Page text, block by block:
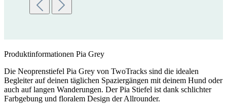
Produktinformationen Pia Grey
Die Neoprenstiefel Pia Grey von TwoTracks sind die idealen
Begleiter auf deinen täglichen Spaziergängen mit deinem Hund oder
auch auf langen Wanderungen. Der Pia Stiefel ist dank schlichter
Farbgebung und floralem Design der Allrounder.